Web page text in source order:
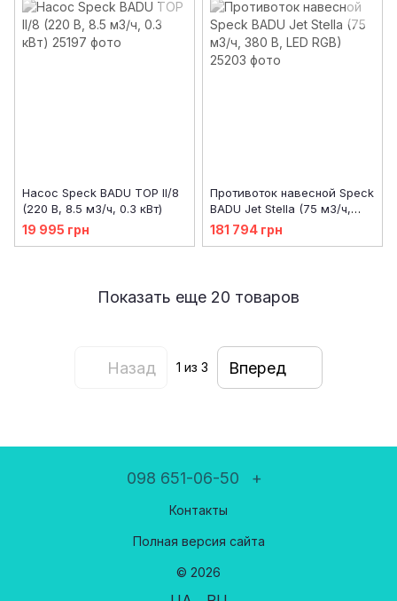
Насос Speck BADU TOP ІІ/8
(220 В, 8.5 м3/ч, 0.3 кВт)
19 995 грн
Противоток навесной Speck
BADU Jet Stella (75 м3/ч,
380 В, LED RGB)
181 794 грн
Показать еще 20 товаров
Назад 1 из 3 Вперед
098 651-06-50 +
Контакты
Полная версия сайта
© 2026